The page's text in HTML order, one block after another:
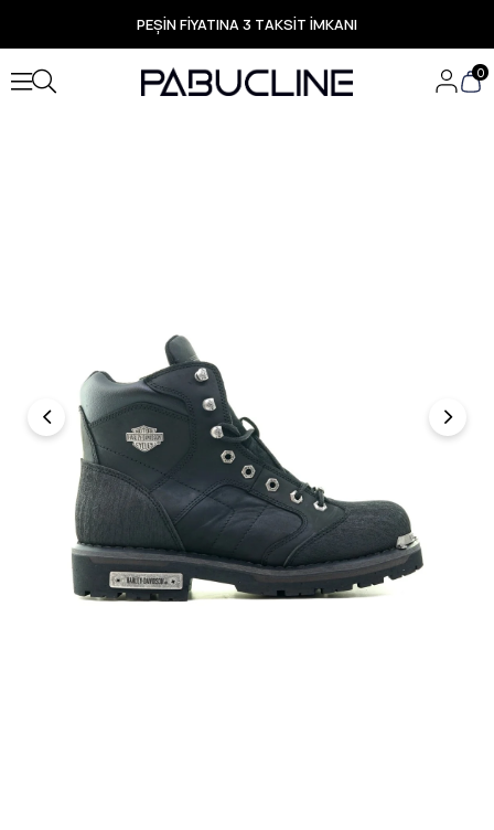
PEŞİN FİYATINA 3 TAKSİT İMKANI
TÜM ÜRÜNLERDE ÜCRETSİZ KARGO
Yeni Sezon Ürünlerde Özel Fırsatlar
Seçili Ürünlerde Hızlı Teslimat
0